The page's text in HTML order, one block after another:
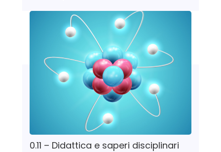
0.11 – Didattica e saperi disciplinari